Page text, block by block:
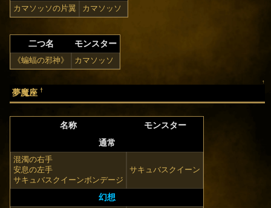
カマソッソの片翼 カマソッソ
二つ名 モンスター
《蝙蝠の邪神》 カマソッソ
↑
夢魔座 †
名称
モンスター
通常
混濁の右手
安息の左手
サキュバスクイーンボンデージ
サキュバスクイーン
幻想